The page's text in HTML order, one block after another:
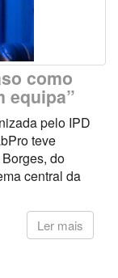
como
equipa”
pelo IPD
teve
do
central da
Ler mais